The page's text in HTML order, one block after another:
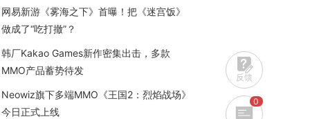
网易新游《雾海之下》首曝！把《迷宫饭》
做成了“吃打撤”？
韩厂Kakao Games新作密集出击，多款
MMO产品蓄势待发
Neowiz旗下多端MMO《王国2：烈焰战场》
今日正式上线
反馈
0